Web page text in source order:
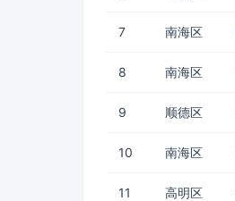
7 南海区
8 南海区
9 顺德区
10 南海区
11 高明区